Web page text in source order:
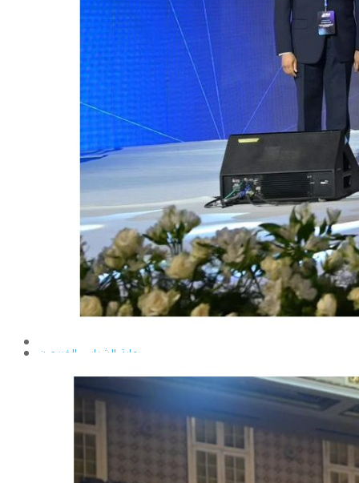
ماجستير الأدارة المستدامة للأراضى
لوائح برامج الدراسات العليا
(الأوراق المطلوبة للتسجيل (ماجستير/ دكتوراه
التقدم للدراسات العليا إلكترونيا
شروط قبول الطلاب الوافديين
متطلبات منح درجة الدكتوراة
إيداع الرسائل بالمكتبة المركزية
نماذج البعثات والمهمات العلمية
قواعد كتابة الرسائل العلمية
محطة التجارب و البحوث الزراعية
خدمة المجتمع وتنمية البيئة
تقرير قطاع شئون البيئة و خدمة المجتمع
عن قطاع خدمة المجتمع وتنمية البيئة
الخطة السنوية للقطاع
وحدة الأزمات والكوارث
رعاية الشباب والخريجون
رعاية الشباب
الخدمات التى تقدمها الإدارة
كيفية مشاركة الطالب فى النشاط